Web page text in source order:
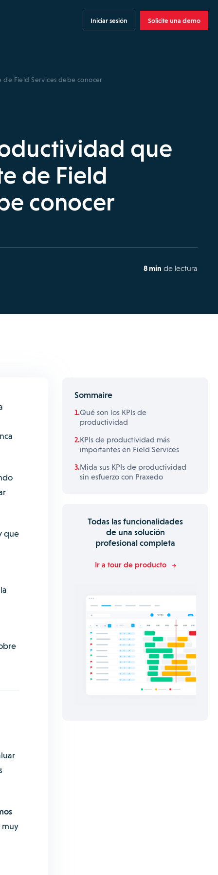
Iniciar sesión Solicite una demo
Field Services debe conocer
que
de Field
conocer
8 min de lectura
que
muy
Sommaire
Qué son los KPIs de
productividad
KPIs de productividad más
importantes en Field Services
Mida sus KPIs de productividad
sin esfuerzo con Praxedo
Todas las funcionalidades
de una solución
profesional completa
Ir a tour de producto